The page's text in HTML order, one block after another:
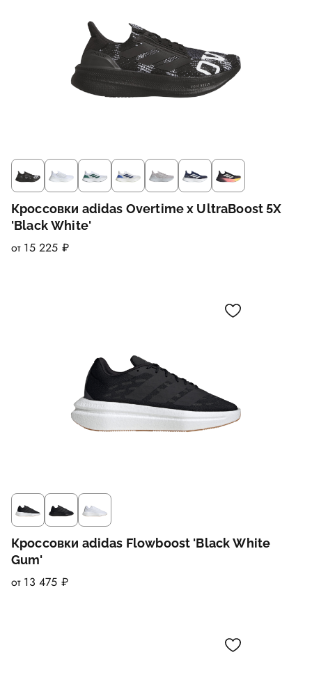
Кроссовки adidas Overtime x UltraBoost 5X
'Black White'
от 15 225 ₽
Кроссовки adidas Flowboost 'Black White
Gum'
от 13 475 ₽